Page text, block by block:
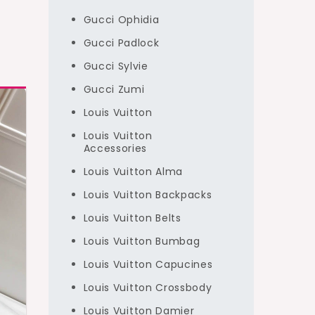
Gucci Ophidia
Gucci Padlock
Gucci Sylvie
Gucci Zumi
Louis Vuitton
Louis Vuitton
Accessories
Louis Vuitton Alma
Louis Vuitton Backpacks
Louis Vuitton Belts
Louis Vuitton Bumbag
Louis Vuitton Capucines
Louis Vuitton Crossbody
Louis Vuitton Damier